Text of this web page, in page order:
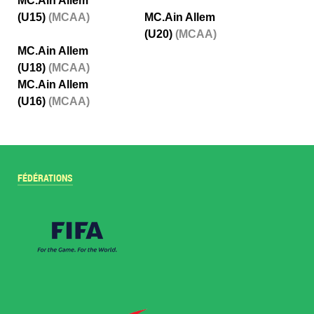
(U15) (MCAA)
MC.Ain Allem
(U20) (MCAA)
MC.Ain Allem
(U18) (MCAA)
MC.Ain Allem
(U16) (MCAA)
FÉDÉRATIONS